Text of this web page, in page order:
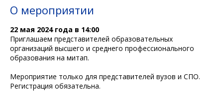
О мероприятии
22 мая 2024 года в 14:00
Приглашаем представителей образовательных
организаций высшего и среднего профессионального
образования на митап.
Мероприятие только для представителей вузов и СПО.
Регистрация обязательна.